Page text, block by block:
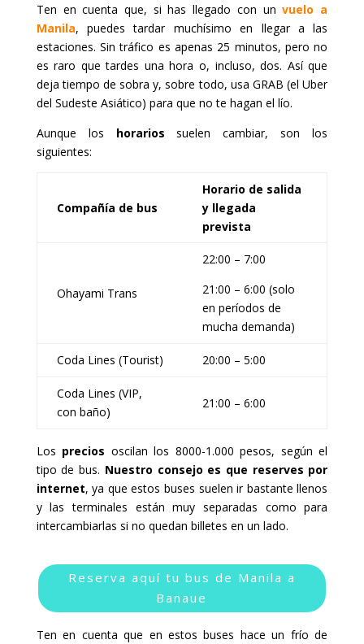
Ten en cuenta que, si has llegado con unvuelo a
Manila, puedes tardar muchísimo en llegar a las
estaciones. Sin tráfico es apenas 25 minutos, pero no
es raro que tardes una hora o, incluso, dos. Así que
deja tiempo de sobra y, sobre todo, usa GRAB (el Uber
del Sudeste Asiático) para que no te hagan el lío.
Aunque los horarios suelen cambiar, son los
siguientes:
Compañía de bus
Horario de salida
y llegada
prevista
Ohayami Trans
22:00 – 7:00
21:00 – 6:00 (solo
en períodos de
mucha demanda)
Coda Lines (Tourist) 20:00 – 5:00
Coda Lines (VIP,
con baño)
21:00 – 6:00
Los precios oscilan los 8000-1.000 pesos, según el
tipo de bus. Nuestro consejo es que reserves por
internet, ya que estos buses suelen ir bastante llenos
y las terminales están muy separadas como para
intercambiarlas si no quedan billetes en un lado.
Reserva aquí tu bus de Manila a
Banaue
Ten en cuenta que en estos buses hace un frío de